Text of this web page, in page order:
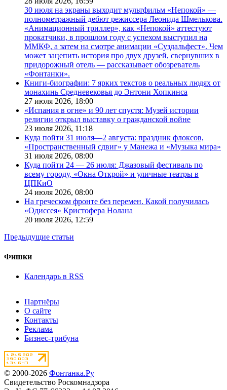
30 июля на экраны выходит мультфильм «Непокой» —
полнометражный дебют режиссера Леонида Шмелькова.
«Анимационный триллер», как «Непокой» аттестуют
прокатчики, в прошлом году с успехом выступил на
ММКФ, а затем на смотре анимации «Суздальфест». Чем
может зацепить история про двух друзей, свернувших в
придорожный отель — рассказывает обозреватель
«Фонтанки».
Книги-биографии: 7 ярких текстов о реальных людях от
монахинь Средневековья до Энтони Хопкинса
27 июля 2026, 18:00
«Испания в огне» и 90 лет спустя: Музей истории
религии открыл выставку о гражданской войне
23 июля 2026, 11:18
Куда пойти 31 июля—2 августа: праздник флоксов,
«Пространственный сдвиг» у Манежа и «Музыка мира»
31 июля 2026, 08:00
Куда пойти 24 — 26 июля: Джазовый фестиваль по
всему городу, «Окна Открой» и уличные театры в
ЦПКиО
24 июля 2026, 08:00
На греческом фронте без перемен. Какой получилась
«Одиссея» Кристофера Нолана
20 июля 2026, 12:59
Предыдущие статьи
Фишки
Календарь в RSS
Партнёры
О сайте
Контакты
Реклама
Бизнес-трибуна
© 2000-2026 Фонтанка.Ру
Свидетельство Роскомнадзора